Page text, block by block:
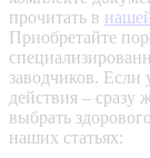
прочитать в
Приобретайте
заводчиков. Если
действия – сразу
выбрать
наших статьях: